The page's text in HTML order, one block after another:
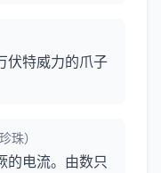
伏特威力的爪子
珠）
的电流。由数只